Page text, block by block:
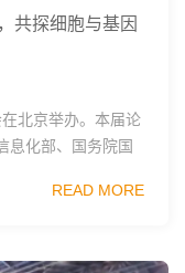
共探细胞与基因
北京举办。本届论
息化部、国务院国
READ MORE